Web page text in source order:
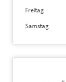
Freitag
Samstag